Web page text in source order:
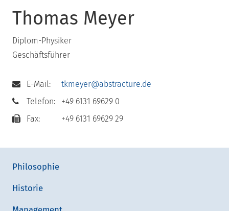
Thomas Meyer
Diplom-Physiker
Geschäftsführer
E-Mail:
tkmeyer@abstracture.de
Telefon:
+49 6131 69629 0
Fax:
+49 6131 69629 29
Philosophie
Historie